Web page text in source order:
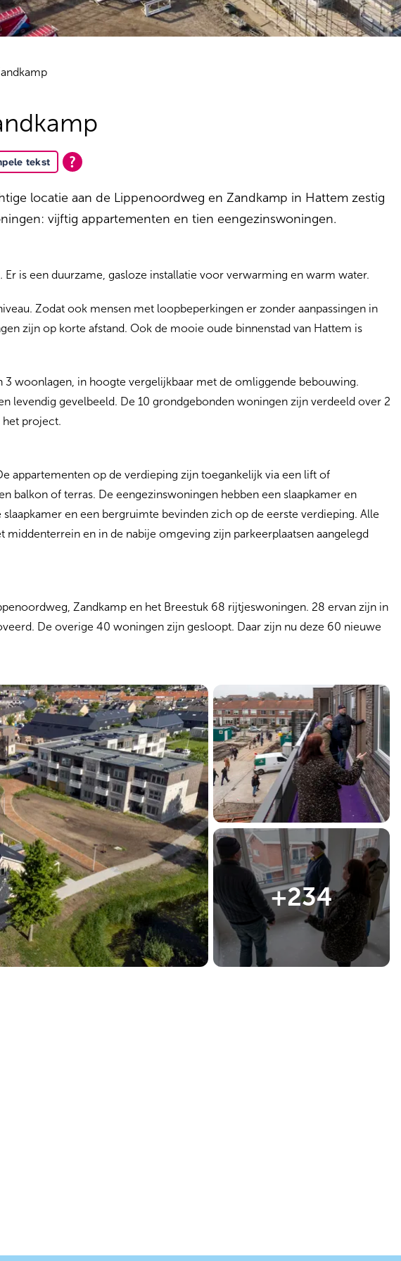
tekst
locatie aan de Lippenoordweg en Zandkamp in Hattem zestig
vijftig appartementen en tien eengezinswoningen.
is een duurzame, gasloze installatie voor verwarming en warm water.
Zodat ook mensen met loopbeperkingen er zonder aanpassingen in
zijn op korte afstand. Ook de mooie oude binnenstad van Hattem is
woonlagen, in hoogte vergelijkbaar met de omliggende bebouwing.
levendig gevelbeeld. De 10 grondgebonden woningen zijn verdeeld over 2
het project.
appartementen op de verdieping zijn toegankelijk via een lift of
balkon of terras. De eengezinswoningen hebben een slaapkamer en
en een bergruimte bevinden zich op de eerste verdieping. Alle
middenterrein en in de nabije omgeving zijn parkeerplaatsen aangelegd
Zandkamp en het Breestuk 68 rijtjeswoningen. 28 ervan zijn in
De overige 40 woningen zijn gesloopt. Daar zijn nu deze 60 nieuwe